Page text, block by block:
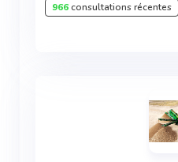
966consultations récentes